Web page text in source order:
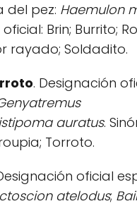
del pez: Haemulon
Brin; Burrito;
rayado; Soldadito.
. Designación
auratus.
Torroto.
oficial
atelodus;